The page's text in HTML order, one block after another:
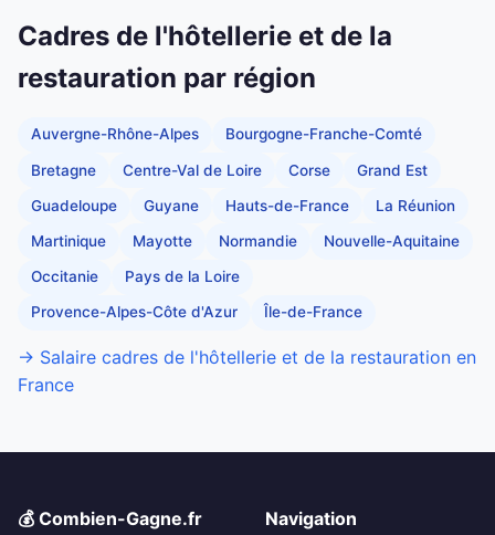
Cadres de l'hôtellerie et de la
restauration par région
Auvergne-Rhône-Alpes Bourgogne-Franche-Comté
Bretagne Centre-Val de Loire Corse Grand Est
Guadeloupe Guyane Hauts-de-France La Réunion
Martinique Mayotte Normandie Nouvelle-Aquitaine
Occitanie Pays de la Loire
Provence-Alpes-Côte d'Azur Île-de-France
→ Salaire cadres de l'hôtellerie et de la restauration en
France
💰 Combien-Gagne.fr
Navigation